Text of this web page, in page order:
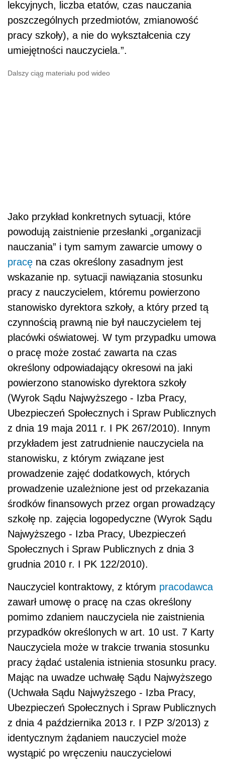
lekcyjnych, liczba etatów, czas nauczania
poszczególnych przedmiotów, zmianowość
pracy szkoły), a nie do wykształcenia czy
umiejętności nauczyciela.”.
Dalszy ciąg materiału pod wideo
Jako przykład konkretnych sytuacji, które
powodują zaistnienie przesłanki „organizacji
nauczania” i tym samym zawarcie umowy o
pracę na czas określony zasadnym jest
wskazanie np. sytuacji nawiązania stosunku
pracy z nauczycielem, któremu powierzono
stanowisko dyrektora szkoły, a który przed tą
czynnością prawną nie był nauczycielem tej
placówki oświatowej. W tym przypadku umowa
o pracę może zostać zawarta na czas
określony odpowiadający okresowi na jaki
powierzono stanowisko dyrektora szkoły
(Wyrok Sądu Najwyższego - Izba Pracy,
Ubezpieczeń Społecznych i Spraw Publicznych
z dnia 19 maja 2011 r. I PK 267/2010). Innym
przykładem jest zatrudnienie nauczyciela na
stanowisku, z którym związane jest
prowadzenie zajęć dodatkowych, których
prowadzenie uzależnione jest od przekazania
środków finansowych przez organ prowadzący
szkołę np. zajęcia logopedyczne (Wyrok Sądu
Najwyższego - Izba Pracy, Ubezpieczeń
Społecznych i Spraw Publicznych z dnia 3
grudnia 2010 r. I PK 122/2010).
Nauczyciel kontraktowy, z którym pracodawca
zawarł umowę o pracę na czas określony
pomimo zdaniem nauczyciela nie zaistnienia
przypadków określonych w art. 10 ust. 7 Karty
Nauczyciela może w trakcie trwania stosunku
pracy żądać ustalenia istnienia stosunku pracy.
Mając na uwadze uchwałę Sądu Najwyższego
(Uchwała Sądu Najwyższego - Izba Pracy,
Ubezpieczeń Społecznych i Spraw Publicznych
z dnia 4 października 2013 r. I PZP 3/2013) z
identycznym żądaniem nauczyciel może
wystąpić po wręczeniu nauczycielowi